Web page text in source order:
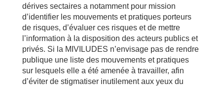
dérives sectaires a notamment pour mission
d’identifier les mouvements et pratiques porteurs
de risques, d’évaluer ces risques et de mettre
l’information à la disposition des acteurs publics et
privés. Si la MIVILUDES n’envisage pas de rendre
publique une liste des mouvements et pratiques
sur lesquels elle a été amenée à travailler, afin
d’éviter de stigmatiser inutilement aux yeux du